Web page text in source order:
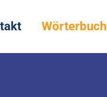
Wörterbuch